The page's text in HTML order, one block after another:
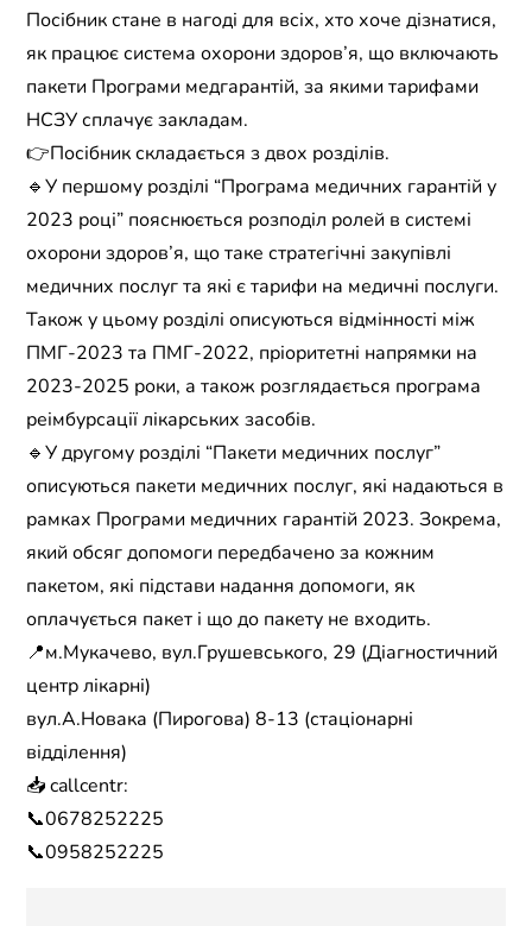
Посібник стане в нагоді для всіх, хто хоче дізнатися,
як працює система охорони здоров’я, що включають
пакети Програми медгарантій, за якими тарифами
НСЗУ сплачує закладам.
👉Посібник складається з двох розділів.
🔹У першому розділі “Програма медичних гарантій у
2023 році” пояснюється розподіл ролей в системі
охорони здоров’я, що таке стратегічні закупівлі
медичних послуг та які є тарифи на медичні послуги.
Також у цьому розділі описуються відмінності між
ПМГ-2023 та ПМГ-2022, пріоритетні напрямки на
2023-2025 роки, а також розглядається програма
реімбурсації лікарських засобів.
🔹У другому розділі “Пакети медичних послуг”
описуються пакети медичних послуг, які надаються в
рамках Програми медичних гарантій 2023. Зокрема,
який обсяг допомоги передбачено за кожним
пакетом, які підстави надання допомоги, як
оплачується пакет і що до пакету не входить.
📍м.Мукачево, вул.Грушевського, 29 (Діагностичний
центр лікарні)
вул.А.Новака (Пирогова) 8-13 (стаціонарні
відділення)
📥 callcentr:
📞0678252225
📞0958252225